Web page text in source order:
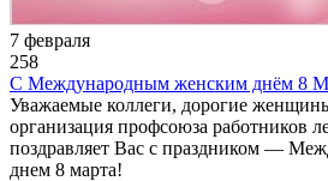
7 февраля
258
С Международным женским днём 8
Уважаемые коллеги, дорогие
организация профсоюза работников
поздравляет Вас с праздником —
днем 8 марта!